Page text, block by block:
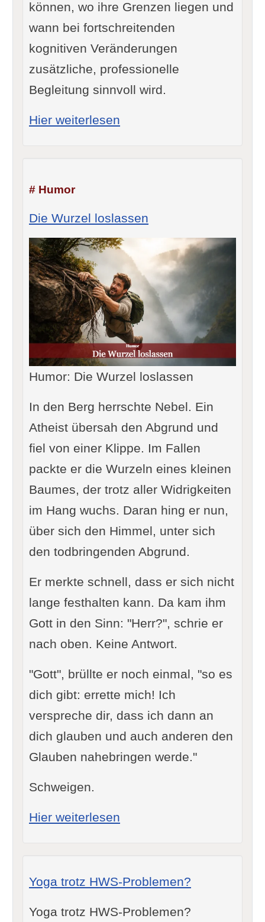
können, wo ihre Grenzen liegen und
wann bei fortschreitenden
kognitiven Veränderungen
zusätzliche, professionelle
Begleitung sinnvoll wird.
Hier weiterlesen
# Humor
Die Wurzel loslassen
Humor: Die Wurzel loslassen
In den Berg herrschte Nebel. Ein
Atheist übersah den Abgrund und
fiel von einer Klippe. Im Fallen
packte er die Wurzeln eines kleinen
Baumes, der trotz aller Widrigkeiten
im Hang wuchs. Daran hing er nun,
über sich den Himmel, unter sich
den todbringenden Abgrund.
Er merkte schnell, dass er sich nicht
lange festhalten kann. Da kam ihm
Gott in den Sinn: "Herr?", schrie er
nach oben. Keine Antwort.
"Gott", brüllte er noch einmal, "so es
dich gibt: errette mich! Ich
verspreche dir, dass ich dann an
dich glauben und auch anderen den
Glauben nahebringen werde."
Schweigen.
Hier weiterlesen
Yoga trotz HWS-Problemen?
Yoga trotz HWS-Problemen?